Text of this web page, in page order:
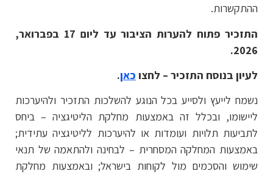
ההתקשרות.
התזכיר פתוח להערות הציבור עד ליום 17 בפברואר,
2026.
לעיון בנוסח התזכיר – לחצו כאן.
נשמח לייעץ ולסייע בכל הנוגע להשלכות התזכיר ולהיערכות
ליישומו, ובכלל זה באמצעות מחלקת הליטיגציה – ביחס
לתביעות תלויות ועומדות או להיערכות לליטיגציה עתידית;
באמצעות המחלקה המסחרית – לבחינה ולהתאמה של תנאי
שימוש והסכמים מול לקוחות בישראל; ובאמצעות מחלקת